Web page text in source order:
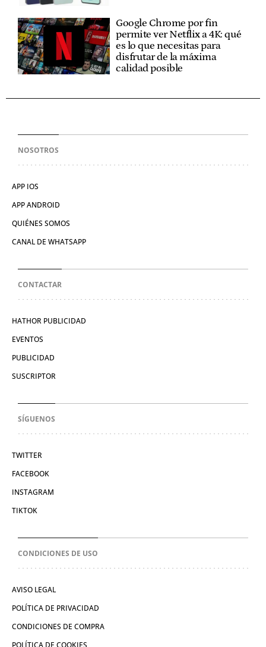
Google Chrome por fin
permite ver Netflix a 4K: qué
es lo que necesitas para
disfrutar de la máxima
calidad posible
NOSOTROS
APP IOS
APP ANDROID
QUIÉNES SOMOS
CANAL DE WHATSAPP
CONTACTAR
HATHOR PUBLICIDAD
EVENTOS
PUBLICIDAD
SUSCRIPTOR
SÍGUENOS
TWITTER
FACEBOOK
INSTAGRAM
TIKTOK
CONDICIONES DE USO
AVISO LEGAL
POLÍTICA DE PRIVACIDAD
CONDICIONES DE COMPRA
POLÍTICA DE COOKIES